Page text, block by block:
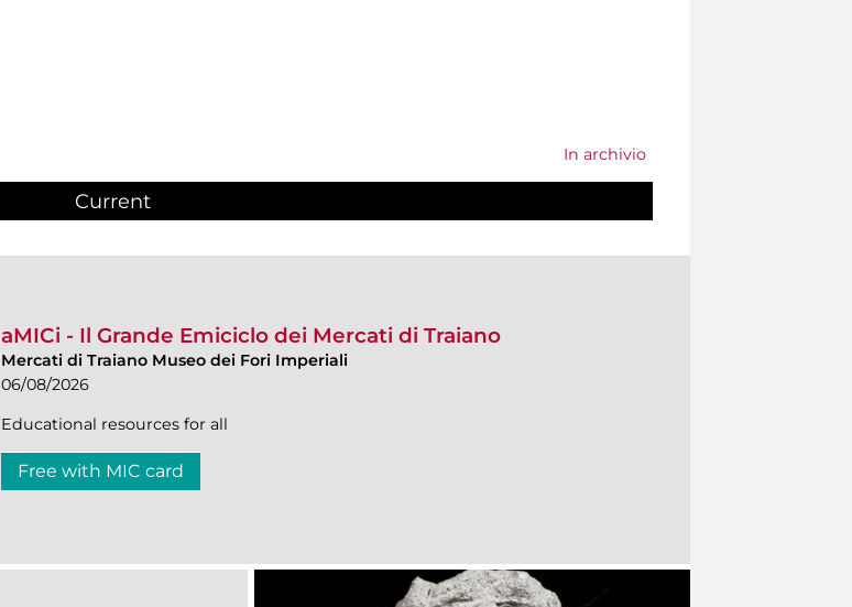
In archivio
Current(active tab)
aMICi - Il Grande Emiciclo dei Mercati di Traiano
Mercati di Traiano Museo dei Fori Imperiali
06/08/2026
Educational resources for all
Free with MIC card